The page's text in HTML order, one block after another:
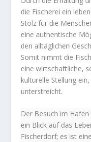
die Fischerei ein
Stolz für die
eine authentische
den alltäglichen
Somit nimmt die
eine wirtschaftliche,
kulturelle Stellung
unterstreicht.
Der Besuch im
ein Blick auf das
Fischerdorf; es ist